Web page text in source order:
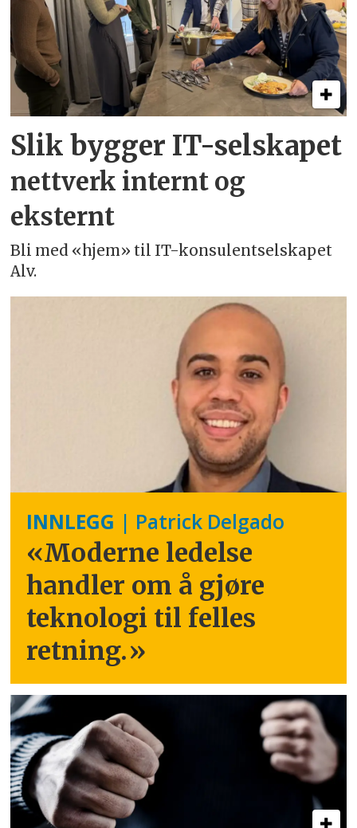
Slik bygger IT-selskapet
nettverk internt og
eksternt
Bli med «hjem» til IT-konsulentselskapet
Alv.
INNLEGG | Patrick Delgado
«Moderne ledelse
handler om å gjøre
teknologi til felles
retning.»